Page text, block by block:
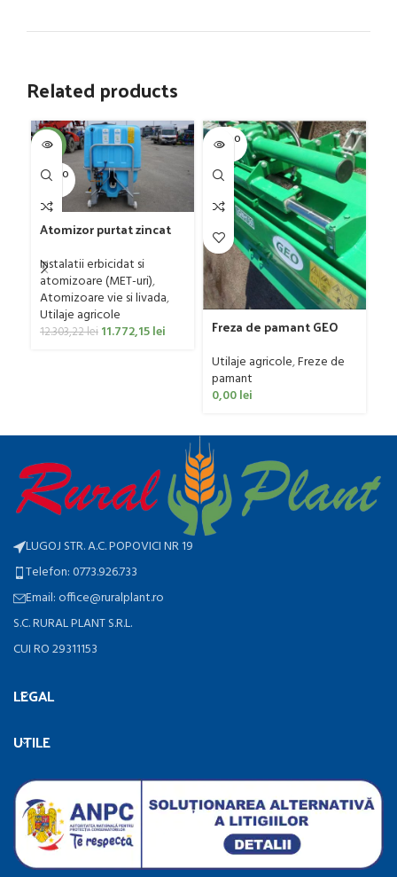
Related products
-4%
SOLD O
UT
Atomizor purtat zincat
Bufer, model Ronda,
300 litri
Instalatii erbicidat si
atomizoare (MET-uri),
Atomizoare vie si livada,
Utilaje agricole
12.303,22lei 11.772,15lei
SOLD O
UT
Freza de pamant GEO
Utilaje agricole,Freze de
pamant
0,00lei
LUGOJ STR. A.C. POPOVICI NR 19
Telefon: 0773.926.733
Email: office@ruralplant.ro
S.C. RURAL PLANT S.R.L.
CUI RO 29311153
LEGAL
UTILE